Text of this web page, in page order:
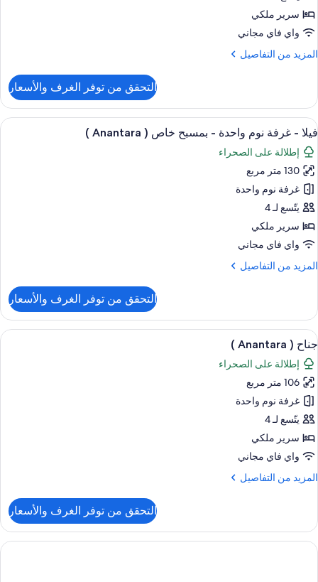
بشرفةسرير ملكي
واي فاي مجاني
المزيد من التفاصيل
المزيد
غرفة
ديلوكس
-
بشرفة
التحقق من توفر الغرف والأسعار
استعراض
جميع
صور
فيلا
-
غرفة
نوم
واحدة
بمسبح
Anantara
)
ملاءات من القطن المصري وأغطية فراش
10
فيلا - غرفة نوم واحدة - بمسبح خاص ( Anantara )
إطلالة على الصحراء
130 متر مربع
غرفة نوم واحدة
يتّسع لـ 4
سرير ملكي
واي فاي مجاني
المزيد من التفاصيل
المزيد
فيلا
غرفة
نوم
واحدة
بمسبح
خاص
Anantara
التحقق من توفر الغرف والأسعار
استعراض
جميع
صور
جناح
Anantara
)
ملاءات من القطن المصري وأغطية فراش
6
جناح ( Anantara )
إطلالة على الصحراء
106 متر مربع
غرفة نوم واحدة
يتّسع لـ 4
سرير ملكي
واي فاي مجاني
المزيد من التفاصيل
المزيد
جناح
Anantara
التحقق من توفر الغرف والأسعار